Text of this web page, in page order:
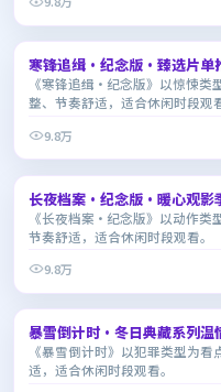
6.9
寒锋追缉·纪念版·臻选片单
《寒锋追缉·纪念版》以惊悚类
整、节奏舒适，适合休闲时段观看
9.8万
9.0
长夜档案·纪念版·暖心观影
《长夜档案·纪念版》以动作类
节奏舒适，适合休闲时段观看。
9.8万
8.2
暴雪倒计时·冬日典藏系列温
《暴雪倒计时》以犯罪类型为
适，适合休闲时段观看。